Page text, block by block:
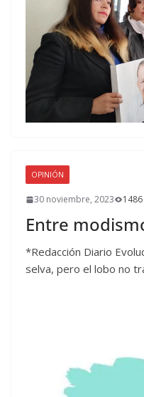
OPINIÓN
30 noviembre, 2023
Entre
*Redacción Diario
selva, pero el lobo no